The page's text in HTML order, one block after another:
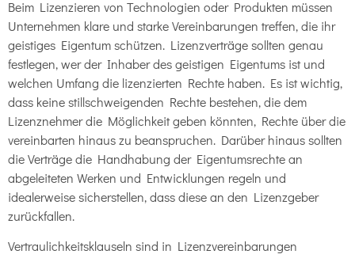
Beim Lizenzieren von Technologien oder Produkten müssen
Unternehmen klare und starke Vereinbarungen treffen, die ihr
geistiges Eigentum schützen. Lizenzverträge sollten genau
festlegen, wer der Inhaber des geistigen Eigentums ist und
welchen Umfang die lizenzierten Rechte haben. Es ist wichtig,
dass keine stillschweigenden Rechte bestehen, die dem
Lizenznehmer die Möglichkeit geben könnten, Rechte über die
vereinbarten hinaus zu beanspruchen. Darüber hinaus sollten
die Verträge die Handhabung der Eigentumsrechte an
abgeleiteten Werken und Entwicklungen regeln und
idealerweise sicherstellen, dass diese an den Lizenzgeber
zurückfallen.
Vertraulichkeitsklauseln sind in Lizenzvereinbarungen